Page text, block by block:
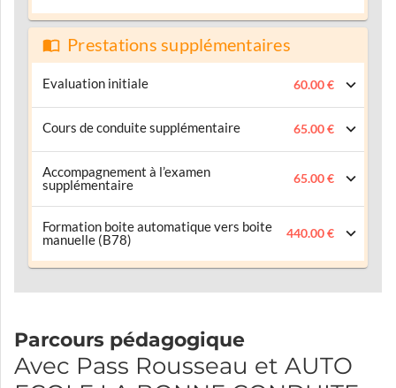
Prestations supplémentaires
Evaluation initiale 60.00 €
Cours de conduite supplémentaire 65.00 €
Accompagnement à l’examen
supplémentaire
65.00 €
Formation boite automatique vers boite
manuelle (B78)
440.00 €
Parcours pédagogique
Avec Pass Rousseau et AUTO